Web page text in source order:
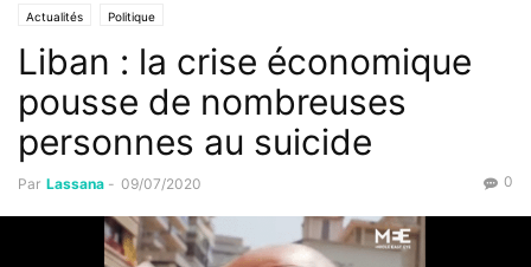
Actualités Politique
Liban : la crise économique
pousse de nombreuses
personnes au suicide
Par Lassana - 09/07/2020 0